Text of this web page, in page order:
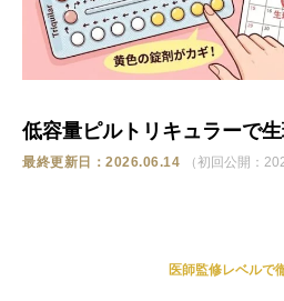
低容量ピルトリキュラーで
最終更新日：2026.06.14 （初回公開：
医師監修レベルで
医師紹介
ブログ
Q&A